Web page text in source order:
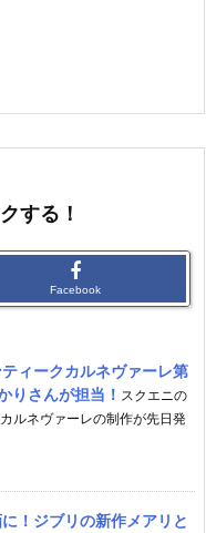
する！
Facebook
ティークカルネヴァーレ第
りさんが担当！ スクエニの
ルネヴァーレの制作が先日発
！ジブリの新作メアリと